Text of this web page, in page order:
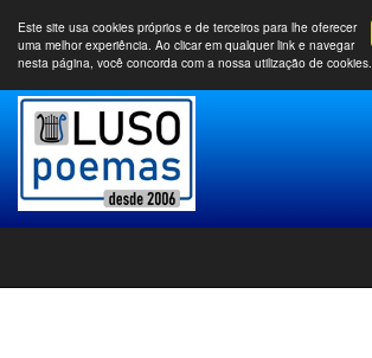
Este site usa cookies próprios e de terceiros para lhe oferecer
uma melhor experiência. Ao clicar em qualquer link e navegar
nesta página, você concorda com a nossa utilização de cookies.